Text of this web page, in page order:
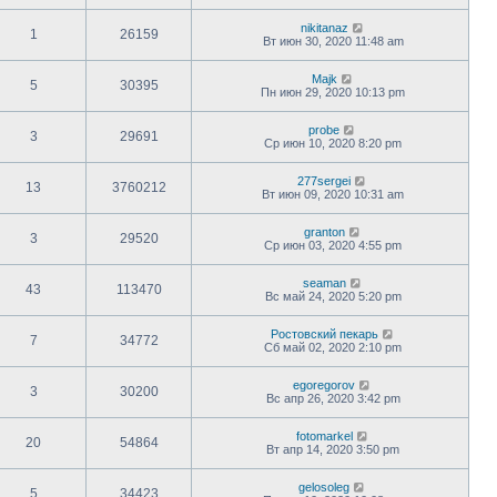
1 26159
nikitanaz
Вт июн 30, 2020 11:48 am
5 30395
Majk
Пн июн 29, 2020 10:13 pm
3 29691
probe
Ср июн 10, 2020 8:20 pm
13 3760212
277sergei
Вт июн 09, 2020 10:31 am
3 29520
granton
Ср июн 03, 2020 4:55 pm
43 113470
seaman
Вс май 24, 2020 5:20 pm
7 34772
Ростовский пекарь
Сб май 02, 2020 2:10 pm
3 30200
egoregorov
Вс апр 26, 2020 3:42 pm
20 54864
fotomarkel
Вт апр 14, 2020 3:50 pm
5 34423
gelosoleg